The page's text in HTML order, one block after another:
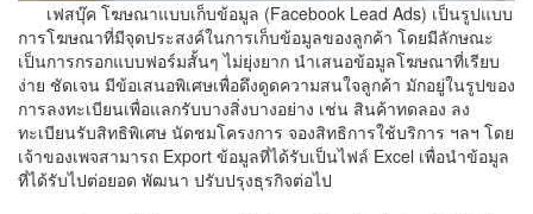
เฟสบุ๊ค โฆษณาแบบเก็บข้อมูล (Facebook Lead Ads) เป็นรูปแบบ
การโฆษณาที่มีจุดประสงค์ในการเก็บข้อมูลของลูกค้า โดยมีลักษณะ
เป็นการกรอกแบบฟอร์มสั้นๆ ไม่ยุ่งยาก นำเสนอข้อมูลโฆษณาที่เรียบ
ง่าย ชัดเจน มีข้อเสนอพิเศษเพื่อดึงดูดความสนใจลูกค้า มักอยู่ในรูปของ
การลงทะเบียนเพื่อแลกรับบางสิ่งบางอย่าง เช่น สินค้าทดลอง ลง
ทะเบียนรับสิทธิพิเศษ นัดชมโครงการ จองสิทธิการใช้บริการ ฯลฯ โดย
เจ้าของเพจสามารถ Export ข้อมูลที่ได้รับเป็นไฟล์ Excel เพื่อนำข้อมูล
ที่ได้รับไปต่อยอด พัฒนา ปรับปรุงธุรกิจต่อไป